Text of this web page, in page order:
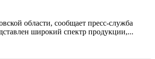
области, сообщает пресс-служба
широкий спектр продукции,...